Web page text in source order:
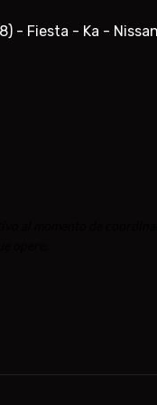
- Fiesta - Ka -